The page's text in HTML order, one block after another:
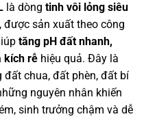
là dòng tinh vôi lỏng siêu
sản xuất theo công
tăng pH đất nhanh,
kích rễ hiệu quả. Đây là
chua, đất phèn, đất bí
nguyên nhân khiến
sinh trưởng chậm và dễ